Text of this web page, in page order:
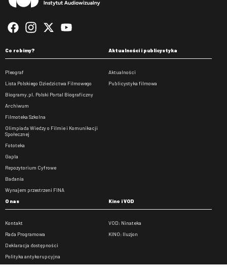
Co robimy?
Pleograf
Lista Polskiego Dziedzictwa Filmowego
Biogramy.pl. Polski Portal Biograficzny
Archiwum
Filmoteka Szkolna
Olimpiada Wiedzy o Filmie i Komunikacji
Społecznej
Fototeka
Gapla
Repozytorium Cyfrowe
Badania
Wynajem przestrzeni FINA
Aktualności i publicystyka
Aktualności
Publicystyka filmowa
O nas
Kontakt
Rada Programowa
Deklaracja dostępności
Polityka antykorupcyjna
Kino i VOD
VOD: Ninateka
KINO: Iluzjon